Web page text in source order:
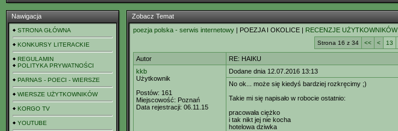
Nawigacja
STRONA GŁÓWNA
KONKURSY LITERACKIE
REGULAMIN
POLITYKA PRYWATNOŚCI
PARNAS - POECI - WIERSZE
WIERSZE UŻYTKOWNIKÓW
KORGO TV
YOUTUBE
Zobacz Temat
poezja polska - serwis internetowy | POEZJA I OKOLICE | RECENZJE UŻYTKOWNIKÓW
Strona 16 z 34 << < 13
Autor
RE: HAIKU
kkb
Użytkownik
Postów: 161
Miejscowość: Poznań
Data rejestracji: 06.11.15
Dodane dnia 12.07.2016 13:13
No ok... może się kiedyś bardziej rozkręcimy ;)
Takie mi się napisało w robocie ostatnio:
pracowała ciężko
i tak nikt jej nie kocha
hotelowa dziwka